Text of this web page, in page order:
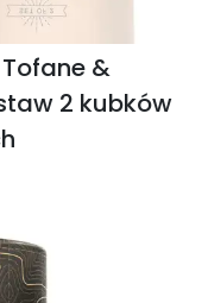
&
2 kubków